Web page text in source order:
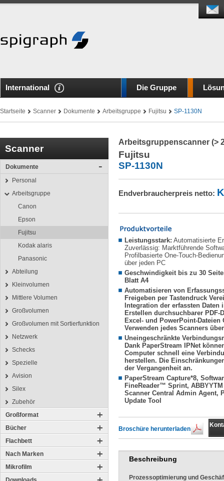
International Die Gruppe
Startseite Scanner Dokumente Arbeitsgruppe Fujitsu SP-1130N
Scanner
Dokumente
Personal
Arbeitsgruppe
Canon
Epson
Fujitsu
Kodak alaris
Panasonic
Abteilung
Kleinvolumen
Mittlere Volumen
Großvolumen
Großvolumen mit Sortierfunktion
Netzwerk
Schecks
Spezielle
Avision
Silex
Zubehör
Großformat
Bücher
Flachbett
Nach Marken
Mikrofilm
Arbeitsgruppenscanner (>
Fujitsu
SP-1130N
Endverbraucherpreis netto:
Leistungsstark: Automatisierte
Zuverlässig: Marktführende
Profilbasierte One-Touch-
über jeden PC
Geschwindigkeit bis zu 30
Blatt A4
Automatisieren von
Freigeben per Tastendruck
Integration der erfassten
Erstellen durchsuchbarer PDF-
Excel- und PowerPoint-
Verwenden jedes Scanners
Uneingeschränkte
Dank PaperStream IPNet
Computer schnell eine
herstellen. Die
der Vergangenheit an.
PaperStream Capture*8,
FineReader™ Sprint,
Scanner Central Admin Agent,
Update Tool
Broschüre herunterladen
Beschreibung
Prozessoptimierung und